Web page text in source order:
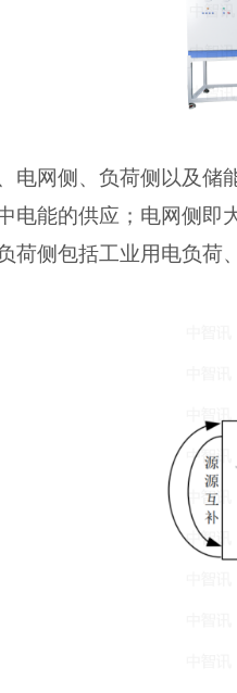
电网侧、负荷侧 以及储
电能的供应；电网侧即
荷侧包括工业用电负荷、